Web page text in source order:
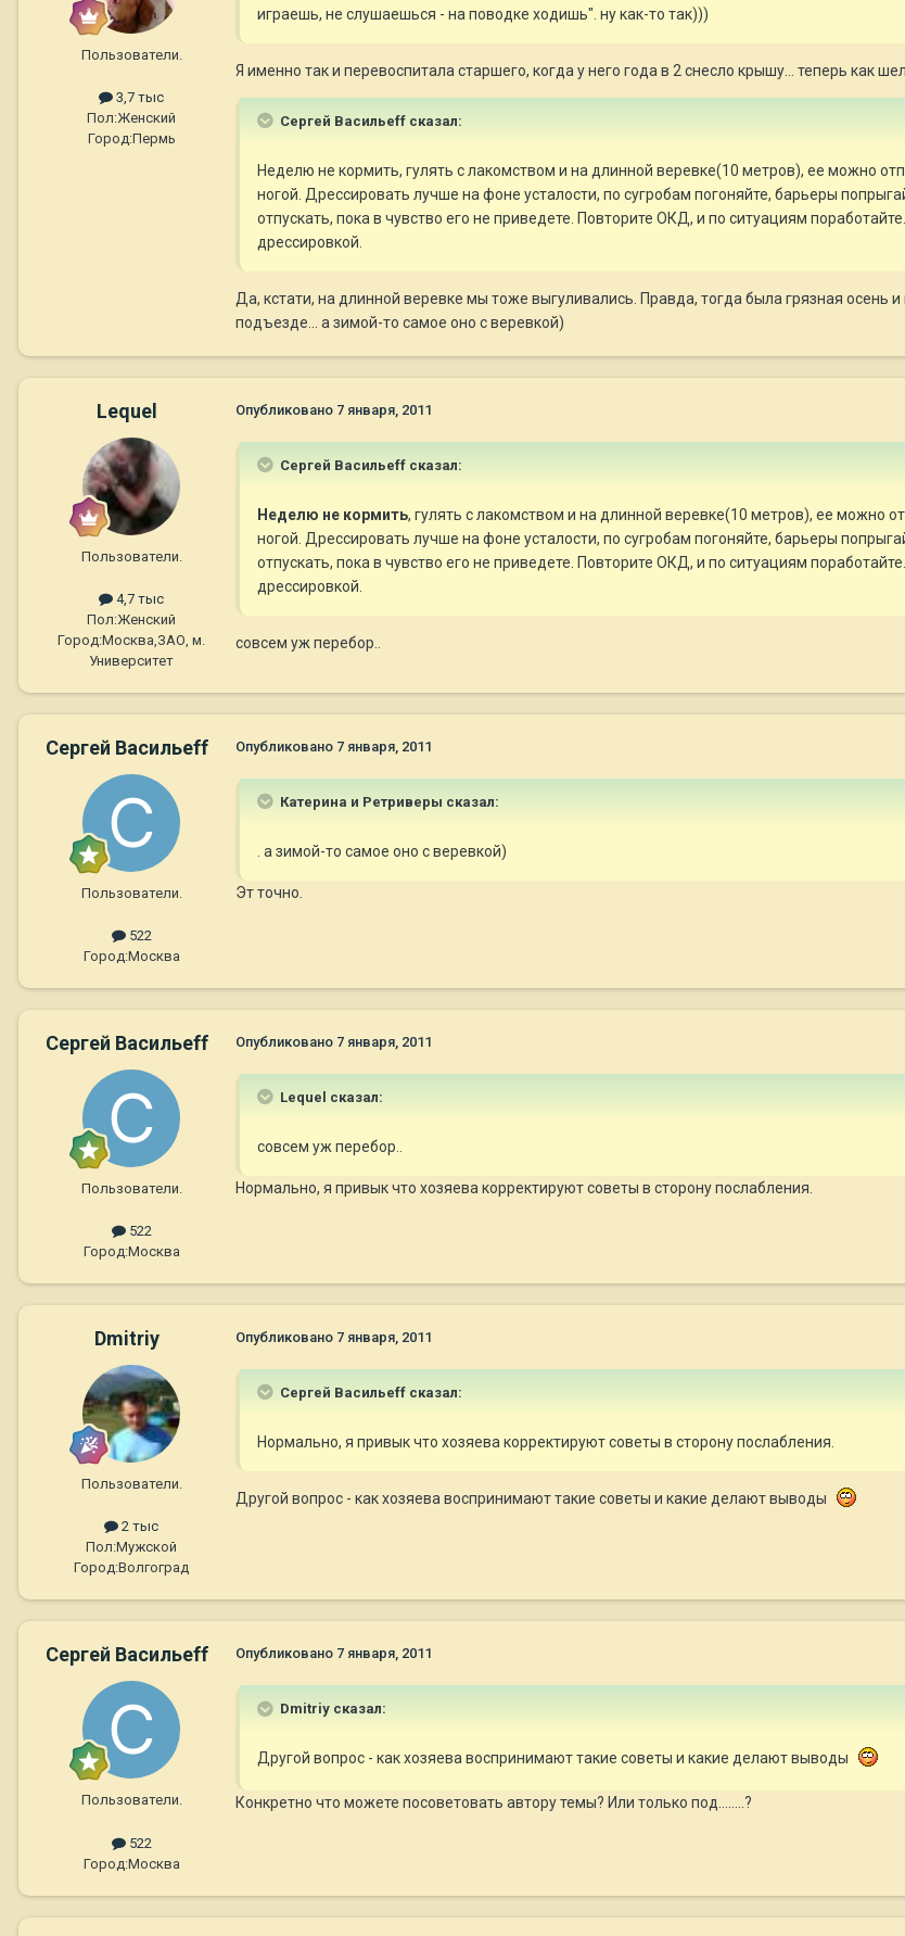
Пользователи.
3,7 тыс
Пол:Женский
Город:Пермь
играешь, не слушаешься - на поводке ходишь". ну как-то так)))
Я именно так и перевоспитала старшего, когда у него года в 2 снесло крышу... теперь как
Сергей Васильеff сказал:
Неделю не кормить, гулять с лакомством и на длинной веревке(10 метров), ее можно
ногой. Дрессировать лучше на фоне усталости, по сугробам погоняйте, барьеры
отпускать, пока в чувство его не приведете. Повторите ОКД, и по ситуациям
дрессировкой.
Да, кстати, на длинной веревке мы тоже выгуливались. Правда, тогда была грязная осень
подъезде... а зимой-то самое оно с веревкой)
Lequel
Пользователи.
4,7 тыс
Пол:Женский
Город:Москва,ЗАО, м.
Университет
Опубликовано 7 января, 2011
Сергей Васильеff сказал:
Неделю не кормить, гулять с лакомством и на длинной веревке(10 метров), ее можно
ногой. Дрессировать лучше на фоне усталости, по сугробам погоняйте, барьеры
отпускать, пока в чувство его не приведете. Повторите ОКД, и по ситуациям
дрессировкой.
совсем уж перебор..
Сергей Васильеff
Пользователи.
522
Город:Москва
Опубликовано 7 января, 2011
Катерина и Ретриверы сказал:
. а зимой-то самое оно с веревкой)
Эт точно.
Сергей Васильеff
Пользователи.
522
Город:Москва
Опубликовано 7 января, 2011
Lequel сказал:
совсем уж перебор..
Нормально, я привык что хозяева корректируют советы в сторону послабления.
Dmitriy
Пользователи.
2 тыс
Пол:Мужской
Город:Волгоград
Опубликовано 7 января, 2011
Сергей Васильеff сказал:
Нормально, я привык что хозяева корректируют советы в сторону послабления.
Другой вопрос - как хозяева воспринимают такие советы и какие делают выводы
Сергей Васильеff
Пользователи.
522
Город:Москва
Опубликовано 7 января, 2011
Dmitriy сказал:
Другой вопрос - как хозяева воспринимают такие советы и какие делают выводы
Конкретно что можете посоветовать автору темы? Или только под........?